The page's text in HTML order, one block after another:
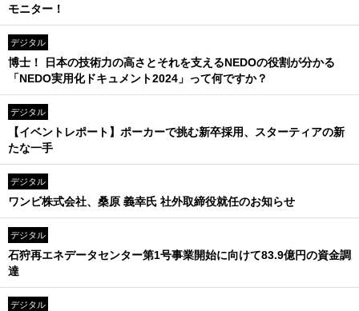
モニター！
デジタル
博士！ 日本の技術力の高さとそれを支えるNEDOの役割が分かる
「NEDO実用化ドキュメント2024」って何ですか？
デジタル
【イベントレポート】ポーカーで挑む新卒採用、スターティアの新
たな一手
デジタル
ワンビ株式会社、桑原 義幸氏 社外取締役就任のお知らせ
デジタル
石狩再エネデータセンター第1号事業開始に向けて83.9億円の資金調
達
デジタル